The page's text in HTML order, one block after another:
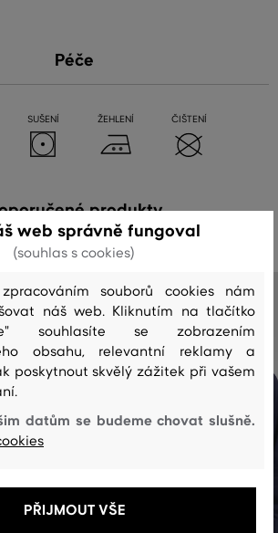
Péče
SUŠENÍ ŽEHLENÍ ČIŠTENÍ
produkty
web správně fungoval
(souhlas s cookies)
souborů cookies nám
náš web. Kliknutím na tlačítko
souhlasíte se zobrazením
obsahu, relevantní reklamy a
poskytnout skvělý zážitek při vašem
datům se budeme chovat slušně.
PŘIJMOUT VŠE